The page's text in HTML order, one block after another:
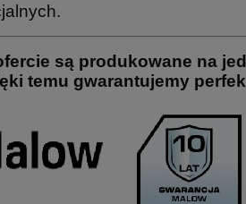
są produkowane na
temu gwarantujemy